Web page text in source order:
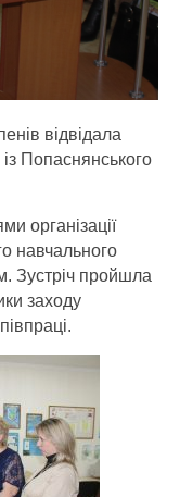
відвідала
із Попаснянського
організації
навчального
Зустріч пройшла
заходу